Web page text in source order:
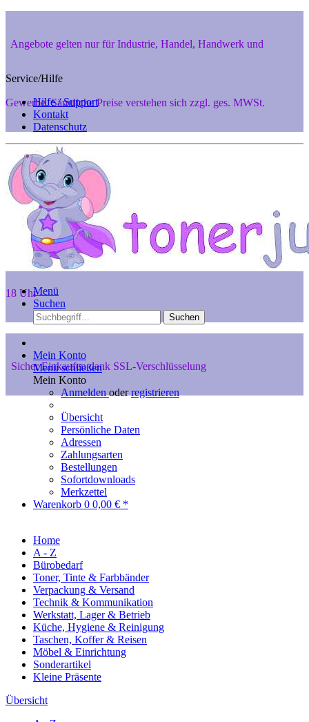
Angebote gelten nur für Industrie, Handel, Handwerk und
Gewerbe. Sämtliche Preise verstehen sich zzgl. ges. MWSt.
Private Endverbraucher aus 48346 Ostbevern und 48291 Telgte
können aber gerne telef. anfragen unter 02532-7242, Mo. - Fr. 8 -
18 Uhr
Sicher Einkaufen dank SSL-Verschlüsselung
Service/Hilfe
Hilfe / Support
Kontakt
Datenschutz
Menü
Suchen
Suchen
Mein Konto
Menü schließen
Mein Konto
Anmelden oderregistrieren
Übersicht
Persönliche Daten
Adressen
Zahlungsarten
Bestellungen
Sofortdownloads
Merkzettel
Warenkorb 0 0,00 € *
Home
A - Z
Bürobedarf
Toner, Tinte & Farbbänder
Verpackung & Versand
Technik & Kommunikation
Werkstatt, Lager & Betrieb
Küche, Hygiene & Reinigung
Taschen, Koffer & Reisen
Möbel & Einrichtung
Sonderartikel
Kleine Präsente
Übersicht